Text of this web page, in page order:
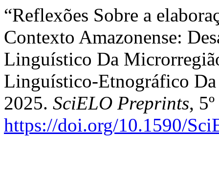
“Reflexões Sobre a
Contexto Amazonense:
Linguístico Da
Linguístico-Etnográfico
2025. SciELO Preprints,
https://doi.org/10.1590/